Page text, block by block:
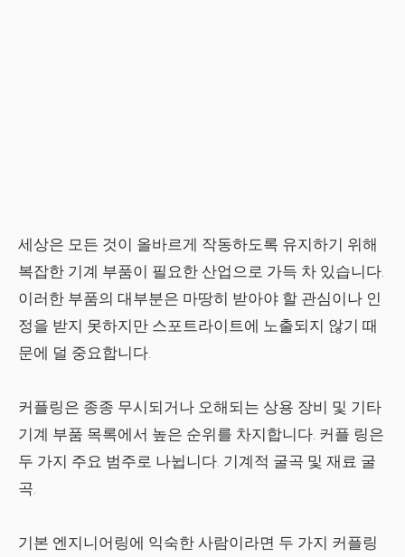
세상은 모든 것이 올바르게 작동하도록 유지하기 위해
복잡한 기계 부품이 필요한 산업으로 가득 차 있습니다.
이러한 부품의 대부분은 마땅히 받아야 할 관심이나 인
정을 받지 못하지만 스포트라이트에 노출되지 않기 때
문에 덜 중요합니다.
커플링은 종종 무시되거나 오해되는 상용 장비 및 기타
기계 부품 목록에서 높은 순위를 차지합니다. 커플 링은
두 가지 주요 범주로 나뉩니다. 기계적 굴곡 및 재료 굴
곡.
기본 엔지니어링에 익숙한 사람이라면 두 가지 커플링